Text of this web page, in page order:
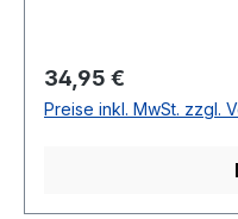
Regulärer Preis:
34,95 €
Preise inkl. MwSt. zzgl.